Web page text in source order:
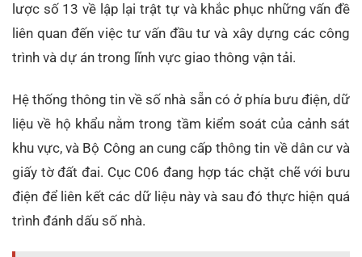
lược số 13 về lập lại trật tự và khắc phục những vấn đề
liên quan đến việc tư vấn đầu tư và xây dựng các công
trình và dự án trong lĩnh vực giao thông vận tải.
Hệ thống thông tin về số nhà sẵn có ở phía bưu điện, dữ
liệu về hộ khẩu nằm trong tầm kiểm soát của cảnh sát
khu vực, và Bộ Công an cung cấp thông tin về dân cư và
giấy tờ đất đai. Cục C06 đang hợp tác chặt chẽ với bưu
điện để liên kết các dữ liệu này và sau đó thực hiện quá
trình đánh dấu số nhà.